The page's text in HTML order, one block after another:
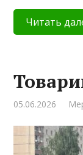
Читать
05.06.2026